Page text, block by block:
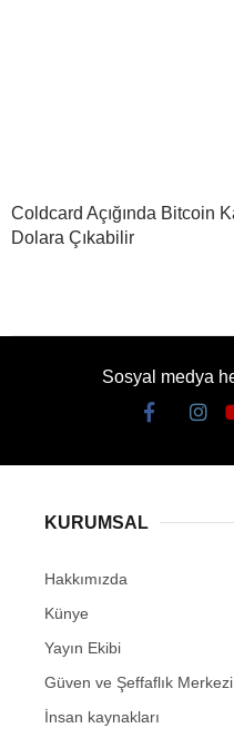
Coldcard Açığında Bitcoin
Dolara Çıkabilir
Sosyal medya
KURUMSAL
Hakkımızda
Künye
Yayın Ekibi
Güven ve Şeffaflık Merkezi
İnsan kaynakları